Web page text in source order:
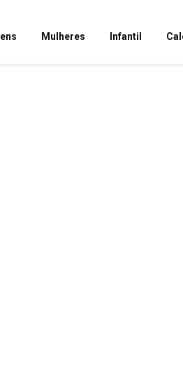
Mulheres Infantil